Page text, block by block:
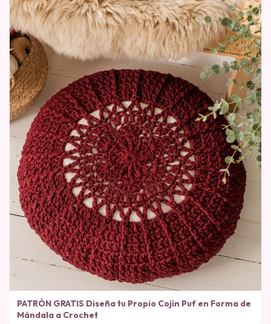
PATRÓN GRATIS Diseña tu Propio Cojín Puf en Forma de
Mándala a Crochet